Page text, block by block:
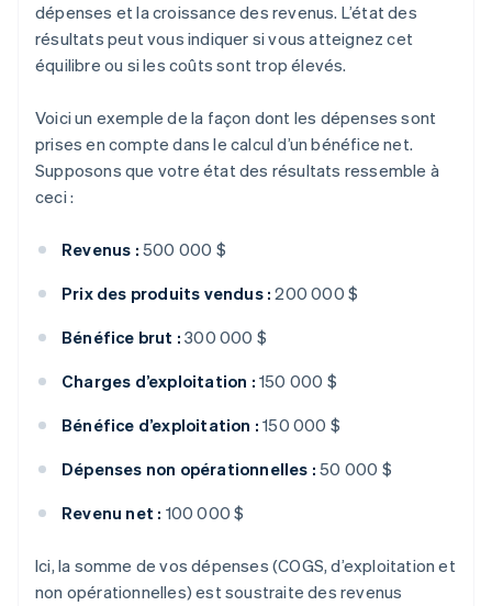
dépenses et la croissance des revenus. L’état des
résultats peut vous indiquer si vous atteignez cet
équilibre ou si les coûts sont trop élevés.
Voici un exemple de la façon dont les dépenses sont
prises en compte dans le calcul d’un bénéfice net.
Supposons que votre état des résultats ressemble à
ceci :
Revenus : 500 000 $
Prix des produits vendus : 200 000 $
Bénéfice brut : 300 000 $
Charges d’exploitation : 150 000 $
Bénéfice d’exploitation : 150 000 $
Dépenses non opérationnelles : 50 000 $
Revenu net : 100 000 $
Ici, la somme de vos dépenses (COGS, d’exploitation et
non opérationnelles) est soustraite des revenus